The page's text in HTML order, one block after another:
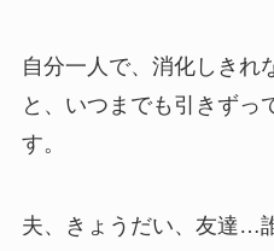
自分一人で、消化しきれ
と、いつまでも引きずっ
す。
夫、きょうだい、友達…